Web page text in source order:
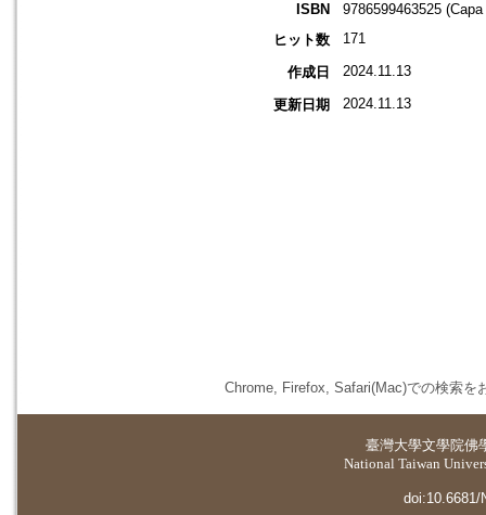
ISBN
9786599463525
ヒット数
171
作成日 2024.11.13
更新日期 2024.11.13
Chrome, Firefox, Safari(Mac)での検索を
臺灣大學文學院佛
National Taiwan
doi:10.6681/